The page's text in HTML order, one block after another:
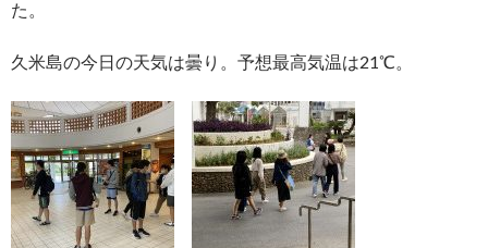
た。
久米島の今日の天気は曇り。予想最高気温は21℃。